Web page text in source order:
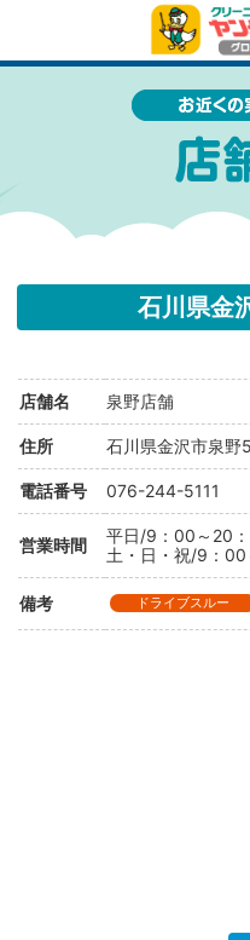
クリーニングのヤングドライ
石川県金
店舗名 泉野店舗
住所 石川県金沢市泉野
電話番号 076-244-5111
営業時間
平日/9：00～20
土・日・祝/9：
備考 ドライブスルー